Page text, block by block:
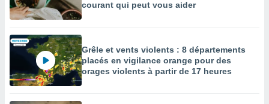
courant qui peut vous aider
Grêle et vents violents : 8 départements
placés en vigilance orange pour des
orages violents à partir de 17 heures